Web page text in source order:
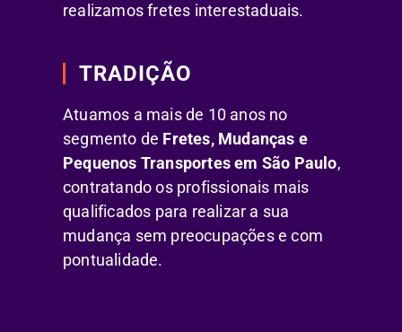
realizamos fretes interestaduais.
TRADIÇÃO
Atuamos a mais de 10 anos no
segmento de Fretes, Mudanças e
Pequenos Transportes em São Paulo,
contratando os profissionais mais
qualificados para realizar a sua
mudança sem preocupações e com
pontualidade.